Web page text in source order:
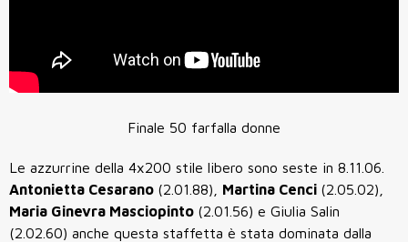
Finale 50 farfalla donne
Le azzurrine della 4x200 stile libero sono seste in 8.11.06.
Antonietta Cesarano (2.01.88), Martina Cenci (2.05.02),
Maria Ginevra Masciopinto (2.01.56) e Giulia Salin
(2.02.60) anche questa staffetta è stata dominata dalla